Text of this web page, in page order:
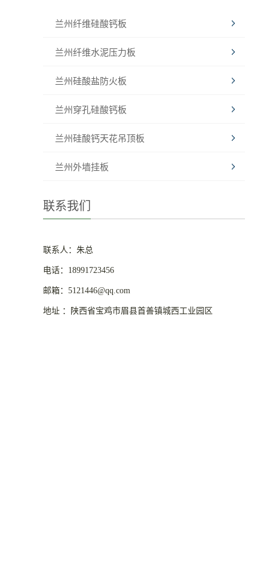
兰州纤维硅酸钙板
兰州纤维水泥压力板
兰州硅酸盐防火板
兰州穿孔硅酸钙板
兰州硅酸钙天花吊顶板
兰州外墙挂板
联系我们
联系人：朱总
电话：18991723456
邮箱：5121446@qq.com
地址 ：陕西省宝鸡市眉县首善镇城西工业园区